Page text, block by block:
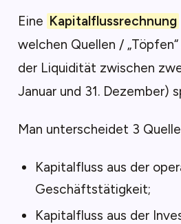
Eine Kapitalflussrechnung
welchen Quellen /
der Liquidität zwischen
Januar und 31. Dezember)
Man unterscheidet 3
Kapitalfluss aus der
Geschäftstätigkeit;
Kapitalfluss aus der